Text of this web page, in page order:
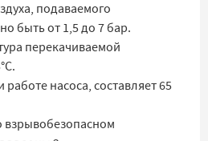
подаваемого
быть от 1,5 до 7 бар.
перекачиваемой
насоса, составляет 65
взрывобезопасном